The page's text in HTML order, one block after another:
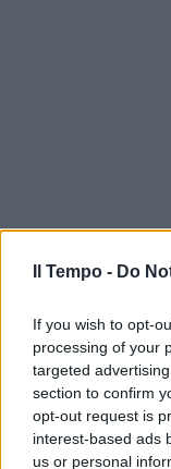
Il Tempo - Do
If you wish to opt-
processing of your
targeted
section to confirm
opt-out request is
interest-based ads
us or personal